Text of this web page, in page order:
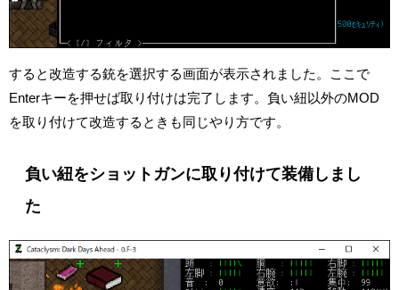
すると改造する銃を選択する画面が表示されました。ここで
Enterキーを押せば取り付けは完了します。負い紐以外のMOD
を取り付けて改造するときも同じやり方です。
負い紐をショットガンに取り付けて装備しまし
た